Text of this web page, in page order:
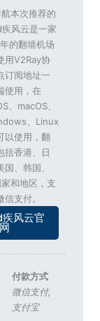
本次推荐的
风云是一家
的翻墙机场
用V2Ray协
订阅地址一
使用，在
、macOS、
、Linux
以使用，翻
括香港、日
、韩国、
和地区，支
支付。
风云官
网
付款方式
微信支付,
支付宝